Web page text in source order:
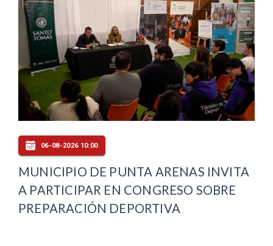
06-08-2026 10:00
MUNICIPIO DE PUNTA ARENAS INVITA
A PARTICIPAR EN CONGRESO SOBRE
PREPARACIÓN DEPORTIVA